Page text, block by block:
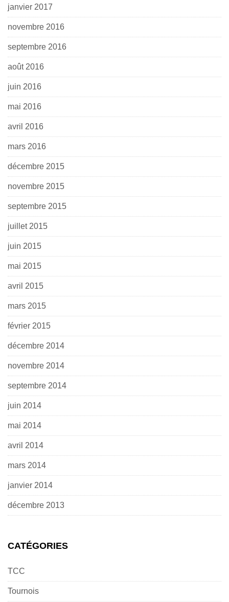
janvier 2017
novembre 2016
septembre 2016
août 2016
juin 2016
mai 2016
avril 2016
mars 2016
décembre 2015
novembre 2015
septembre 2015
juillet 2015
juin 2015
mai 2015
avril 2015
mars 2015
février 2015
décembre 2014
novembre 2014
septembre 2014
juin 2014
mai 2014
avril 2014
mars 2014
janvier 2014
décembre 2013
CATÉGORIES
TCC
Tournois